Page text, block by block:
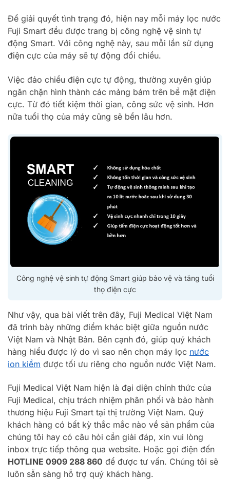
Để giải quyết tình trạng đó, hiện nay mỗi máy lọc nước
Fuji Smart đều được trang bị công nghệ vệ sinh tự
động Smart. Với công nghệ này, sau mỗi lần sử dụng
điện cực của máy sẽ tự động đổi chiều.
Việc đảo chiều điện cực tự động, thường xuyên giúp
ngăn chặn hình thành các mảng bám trên bề mặt điện
cực. Từ đó tiết kiệm thời gian, công sức vệ sinh. Hơn
nữa tuổi thọ của máy cũng sẽ bền lâu hơn.
Công nghệ vệ sinh tự động Smart giúp bảo vệ và tăng tuổi
thọ điện cực
Như vậy, qua bài viết trên đây, Fuji Medical Việt Nam
đã trình bày những điểm khác biệt giữa nguồn nước
Việt Nam và Nhật Bản. Bên cạnh đó, giúp quý khách
hàng hiểu được lý do vì sao nên chọn máy lọc nước
ion kiềm được tối ưu riêng cho nguồn nước Việt Nam.
Fuji Medical Việt Nam hiện là đại diện chính thức của
Fuji Medical, chịu trách nhiệm phân phối và bảo hành
thương hiệu Fuji Smart tại thị trường Việt Nam. Quý
khách hàng có bất kỳ thắc mắc nào về sản phẩm của
chúng tôi hay có câu hỏi cần giải đáp, xin vui lòng
inbox trực tiếp thông qua website. Hoặc gọi điện đến
HOTLINE 0909 288 860 để được tư vấn. Chúng tôi sẽ
luôn sẵn sàng hỗ trợ quý khách hàng.